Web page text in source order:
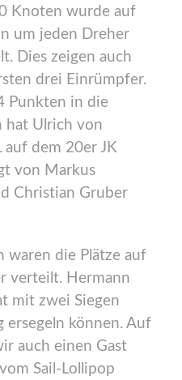
Knoten wurde auf
um jeden Dreher
Dies zeigen auch
drei Einrümpfer.
Punkten in die
hat Ulrich von
auf dem 20er JK
von Markus
Christian Gruber
waren die Plätze auf
verteilt. Hermann
mit zwei Siegen
ersegeln können. Auf
auch einen Gast
Sail-Lollipop